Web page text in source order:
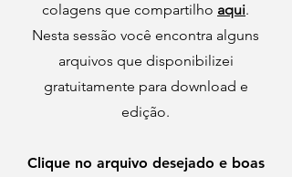
colagens que compartilho aqui.
Nesta sessão você encontra alguns
arquivos que disponibilizei
gratuitamente para download e
edição.
Clique no arquivo desejado e boas